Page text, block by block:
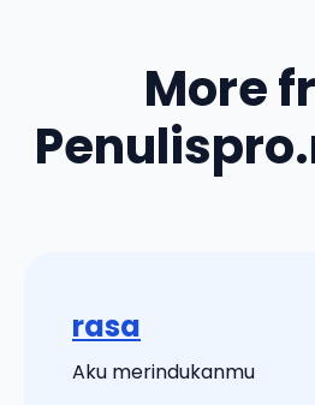
More
rasa
Aku merindukanmu